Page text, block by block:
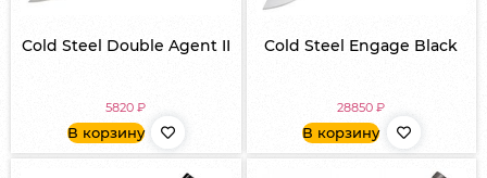
Cold Steel Double Agent II
5820₽
В корзину
Cold Steel Engage Black
28850₽
В корзину